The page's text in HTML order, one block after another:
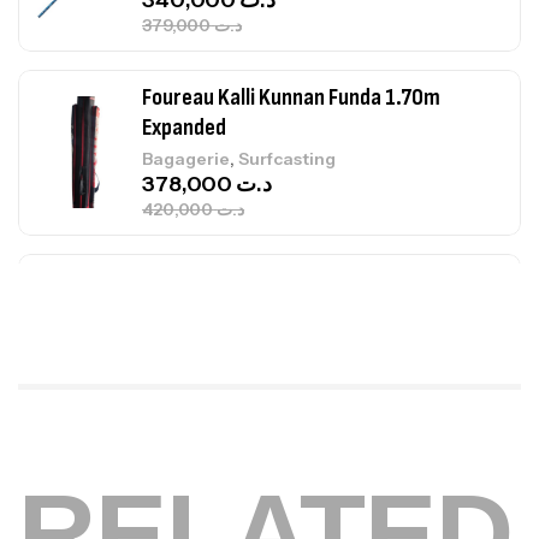
د.ت379,000
Foureau Kalli Kunnan Funda 1.70m
Expanded
Bagagerie, Surfcasting
د.ت420,000
د.ت
Cannes Surfcasting
د.ت